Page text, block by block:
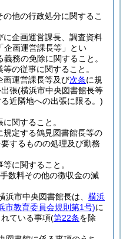
他の行政処分に関するこ
企画運営課長、調査資料
企画運営課長等」とい
務の免除に関すること。
の従事に関すること。
画運営課長等及び次条に規
張(横浜市中央図書館長等
近隣地への出張に限る。)
関すること。
規定する鶴見図書館長等の
するものの処理及び勤務
に関すること。
数料その他の徴収金の減
浜市中央図書館長は、 横浜
市教育委員会規則第1号)に
ている事項(第22条を除